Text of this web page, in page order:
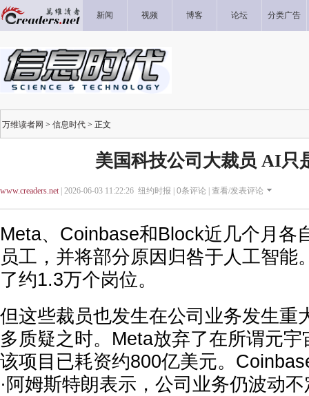
新闻 视频 博客 论坛 分类广告
万维读者网 > 信息时代 > 正文
美国科技公司大裁员 AI只
www.creaders.net| 2026-06-03 11:22:26 纽约时报 | 0条评论 | 查看/发表评论
Meta、Coinbase和Block近几个月各
员工，并将部分原因归咎于人工智能
了约1.3万个岗位。
但这些裁员也发生在公司业务发生重
多质疑之时。Meta放弃了在所谓元
该项目已耗资约800亿美元。
·阿姆斯特朗表示，公司业务仍波动